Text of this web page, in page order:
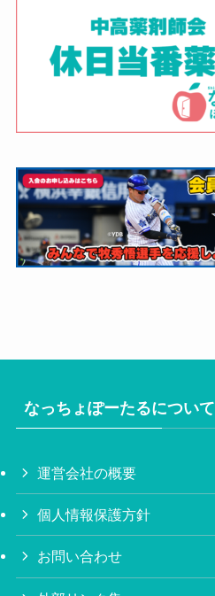
なっちょぽーたるについて
運営会社の概要
個人情報保護方針
お問い合わせ